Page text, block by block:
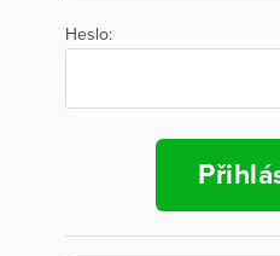
Heslo: